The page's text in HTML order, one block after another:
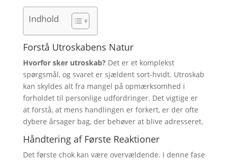
Indhold
Forstå Utroskabens Natur
Hvorfor sker utroskab?Det er et komplekst
spørgsmål, og svaret er sjældent sort-hvidt. Utroskab
kan skyldes alt fra mangel på opmærksomhed i
forholdet til personlige udfordringer. Det vigtige er
at forstå, at mens handlingen er forkert, er der ofte
dybere årsager bag, der behøver at blive adresseret.
Håndtering af Første Reaktioner
Det første chok kan være overvældende. I denne fase